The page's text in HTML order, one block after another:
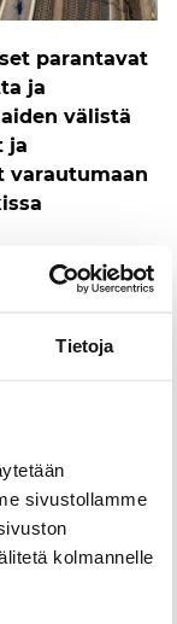
Tietoja
sivustollamme
kolmannelle
parantavat
ja
välistä
ja
varautumaan
kaikkia